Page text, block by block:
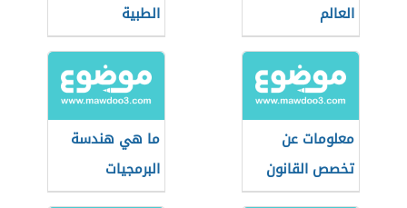
العالم
الطبية
معلومات عن
تخصص القانون
ما هي هندسة
البرمجيات